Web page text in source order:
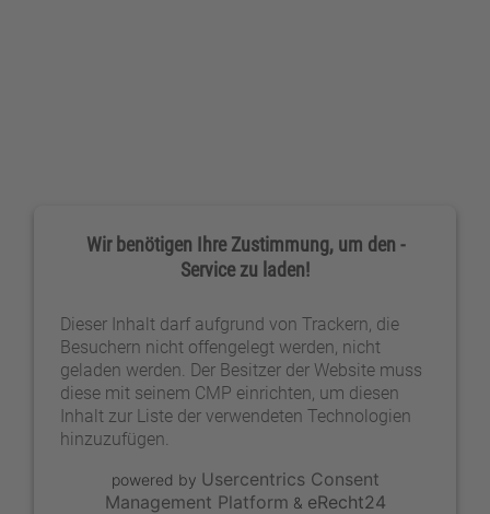
Wir benötigen Ihre Zustimmung, um den -
Service zu laden!
Dieser Inhalt darf aufgrund von Trackern, die
Besuchern nicht offengelegt werden, nicht
geladen werden. Der Besitzer der Website muss
diese mit seinem CMP einrichten, um diesen
Inhalt zur Liste der verwendeten Technologien
hinzuzufügen.
powered by Usercentrics Consent
Management Platform & eRecht24